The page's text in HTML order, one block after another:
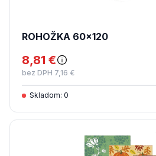
ROHOŽKA 60x120
8,81 €
bez DPH 7,16 €
Skladom: 0